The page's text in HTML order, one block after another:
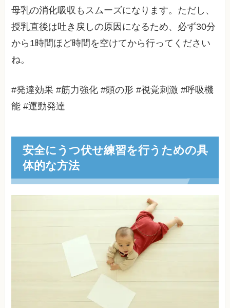
母乳の消化吸収もスムーズになります。ただし、
授乳直後は吐き戻しの原因になるため、必ず30分
から1時間ほど時間を空けてから行ってください
ね。
#発達効果 #筋力強化 #頭の形 #視覚刺激 #呼吸機
能 #運動発達
安全にうつ伏せ練習を行うための具
体的な方法